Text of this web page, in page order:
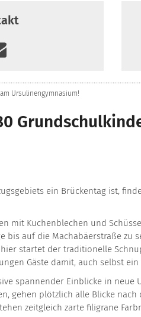
Ursulinengymnasium!
ein Brückentag ist,
mit Kuchenblechen und
auf die Machabäerstraße zu
startet der traditionelle
Gäste damit, auch selbst
spannender Einblicke in neue
gehen plötzlich alle Blicke
zeitgleich zarte filigrane